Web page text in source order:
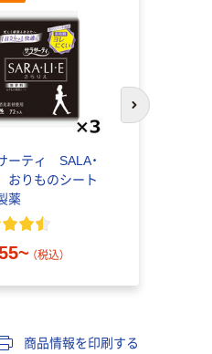
ーティ SALA・
おりものシート
薬
（税込）
次のスライド
商品情報を印刷する